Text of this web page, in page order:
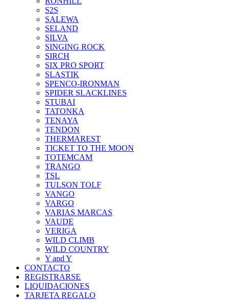
S2S
SALEWA
SELAND
SILVA
SINGING ROCK
SIRCH
SIX PRO SPORT
SLASTIK
SPENCO-IRONMAN
SPIDER SLACKLINES
STUBAI
TATONKA
TENAYA
TENDON
THERMAREST
TICKET TO THE MOON
TOTEMCAM
TRANGO
TSL
TULSON TOLF
VANGO
VARGO
VARIAS MARCAS
VAUDE
VERIGA
WILD CLIMB
WILD COUNTRY
Y and Y
CONTACTO
REGISTRARSE
LIQUIDACIONES
TARJETA REGALO